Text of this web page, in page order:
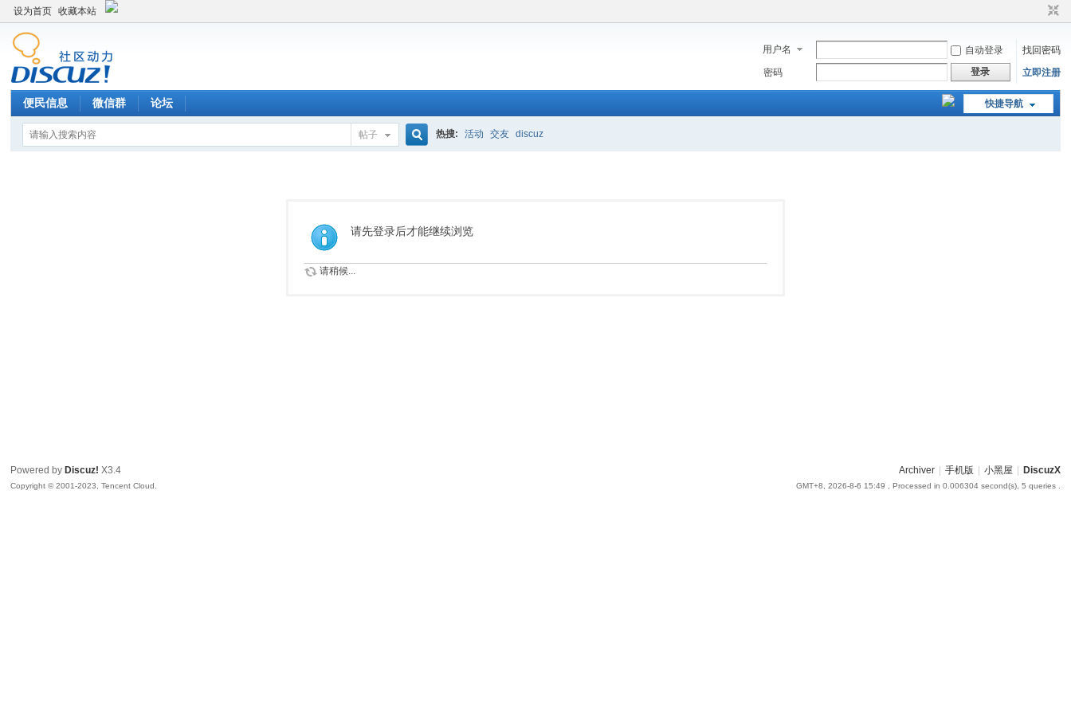
设为首页 收藏本站
用户名 自动登录
找回密码
密码
登录 立即注册
快捷导航
便民信息 微信群 论坛
帖子
索
热搜: 活动 交友 discuz
请先登录后才能继续浏览
请稍候...
Archiver 手机版 小黑屋 DiscuzX
GMT+8, 2026-8-6 15:49 , Processed in 0.006304 second(s), 5 queries .
Powered by Discuz! X3.4
Copyright © 2001-2023, Tencent Cloud.